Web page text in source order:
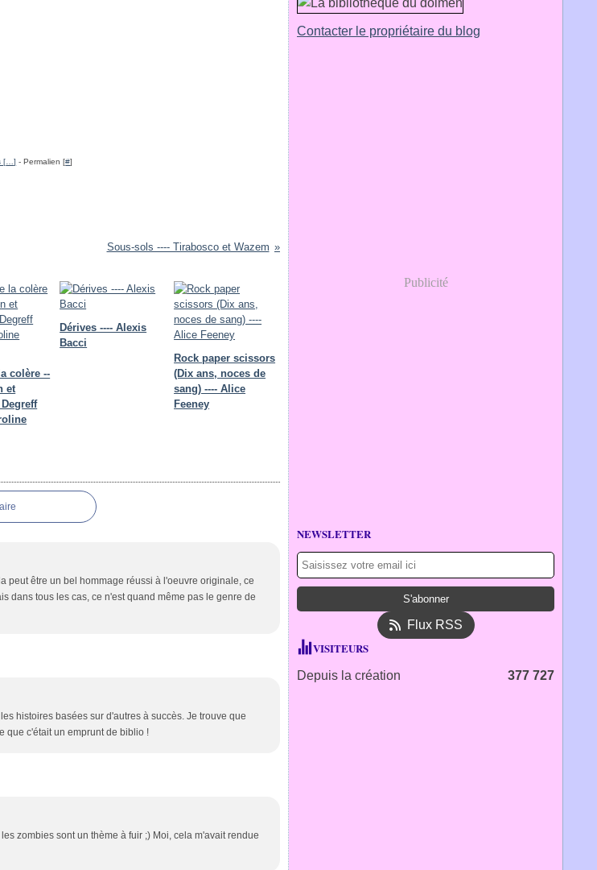
[ …] - Permalien [#]
Sous-sols ---- Tirabosco et Wazem
colère --
et
Dérives ---- Alexis
Bacci
Rock paper scissors
(Dix ans, noces de
sang) ---- Alice
Feeney
peut être un bel hommage réussi à l'oeuvre originale, ce
dans tous les cas, ce n'est quand même pas le genre de
histoires basées sur d'autres à succès. Je trouve que
que c'était un emprunt de biblio !
zombies sont un thème à fuir ;) Moi, cela m'avait rendue
Contacter le propriétaire du blog
Publicité
NEWSLETTER
Flux RSS
VISITEURS
Depuis la création 377 727